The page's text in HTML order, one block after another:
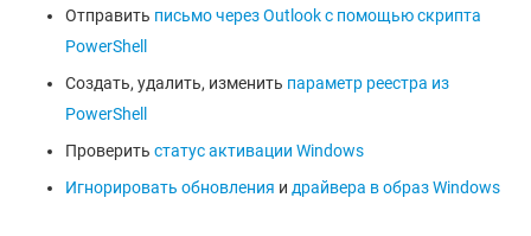
Отправить письмо через Outlook с помощью скрипта
PowerShell
Создать, удалить, изменить параметр реестра из
PowerShell
Проверить статус активации Windows
Игнорировать обновления и драйвера в образ Windows